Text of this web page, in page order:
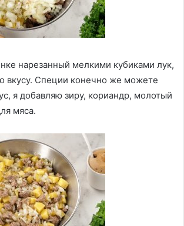
нарезанный мелкими кубиками лук,
вкусу. Специи конечно же можете
я добавляю зиру, кориандр, молотый
мяса.